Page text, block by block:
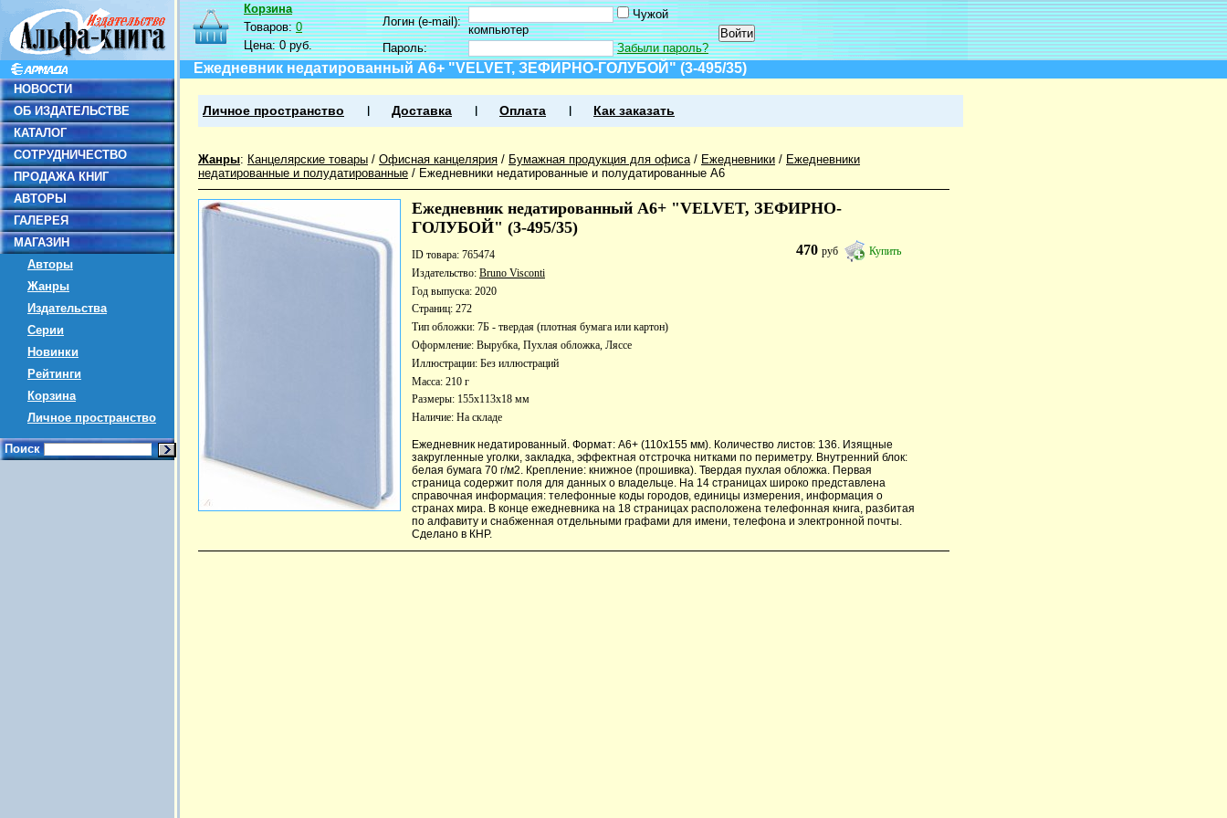
НОВОСТИ
ОБ ИЗДАТЕЛЬСТВЕ
КАТАЛОГ
СОТРУДНИЧЕСТВО
ПРОДАЖА КНИГ
АВТОРЫ
ГАЛЕРЕЯ
МАГАЗИН
Авторы
Жанры
Издательства
Серии
Новинки
Рейтинги
Корзина
Личное пространство
Поиск
Корзина
Товаров:0
Цена:0 руб.
Логин (e-mail):
Чужой
компьютер
Пароль:
Забыли пароль?
Ежедневник недатированный А6+ "VELVET, ЗЕФИРНО-ГОЛУБОЙ" (3-495/35)
Личное пространство Доставка Оплата Как заказать
Жанры: Канцелярские товары / Офисная канцелярия / Бумажная продукция для офиса/ Ежедневники / Ежедневники
недатированные и полудатированные / Ежедневники недатированные и полудатированные А6
Ежедневник недатированный А6+ "VELVET, ЗЕФИРНО-
ГОЛУБОЙ" (3-495/35)
470руб Купить
ID товара: 765474
Издательство: Bruno Visconti
Год выпуска: 2020
Страниц: 272
Тип обложки: 7Б - твердая (плотная бумага или картон)
Оформление: Вырубка, Пухлая обложка, Ляссе
Иллюстрации: Без иллюстраций
Масса: 210 г
Размеры: 155x113x18 мм
Наличие: На складе
Ежедневник недатированный. Формат: А6+ (110х155 мм). Количество листов: 136. Изящные
закругленные уголки, закладка, эффектная отстрочка нитками по периметру. Внутренний блок:
белая бумага 70 г/м2. Крепление: книжное (прошивка). Твердая пухлая обложка. Первая
страница содержит поля для данных о владельце. На 14 страницах широко представлена
справочная информация: телефонные коды городов, единицы измерения, информация о
странах мира. В конце ежедневника на 18 страницах расположена телефонная книга, разбитая
по алфавиту и снабженная отдельными графами для имени, телефона и электронной почты.
Сделано в КНР.